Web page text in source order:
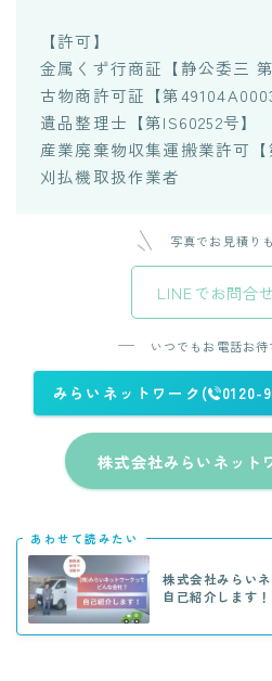
【許可】
金属くず行商証【静公委三 第
古物商許可証【第
遺品整理士【第IS60252号】
産業廃棄物収集運搬業許可【
刈払機取扱作業者
写真でお見積り
LINEでお問合
いつでもお電話お
みらいネットワーク( 0120-
株式会社みらいネット
あわせて読みたい
株式会社みらい
自己紹介します！